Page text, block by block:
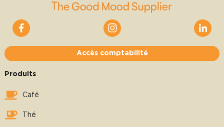
Accès comptabilité
Produits
Café
Thé